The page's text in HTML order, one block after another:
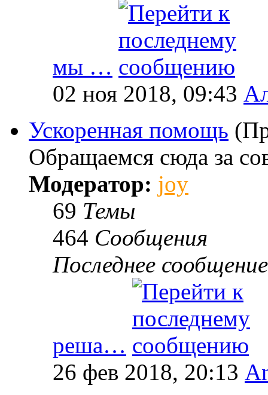
мы …
02 ноя 2018, 09:43
Ускоренная помощь
Обращаемся сюда за
Модератор: joy
69 Темы
464 Сообщения
Последнее сообщение
реша…
26 фев 2018, 20:13